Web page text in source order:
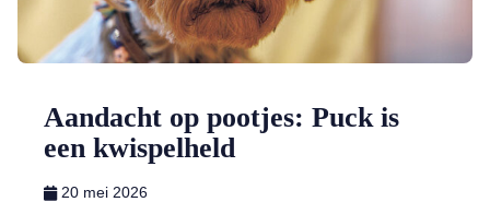
Aandacht op pootjes: Puck is
een kwispelheld
20 mei 2026